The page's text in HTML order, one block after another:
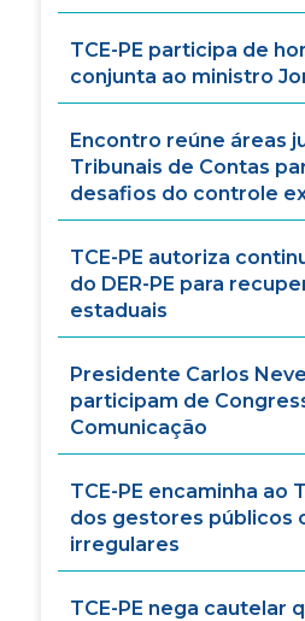
TCE-PE participa de
conjunta ao ministro
Encontro reúne áreas
Tribunais de Contas
desafios do controle
TCE-PE autoriza
do DER-PE para
estaduais
Presidente Carlos
participam de
Comunicação
TCE-PE encaminha ao
dos gestores públicos
irregulares
TCE-PE nega cautelar